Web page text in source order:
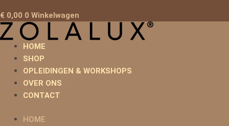
€ 0,00 0 Winkelwagen
HOME
SHOP
OPLEIDINGEN & WORKSHOPS
OVER ONS
CONTACT
HOME